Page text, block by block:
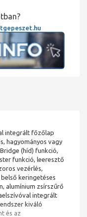
integrált főzőlap
hagyományos vagy
(híd) funkció,
funkció, leeresztő
vezérlés,
keringetéses
alumínium zsírszűrő
integrált
kiváló
és az